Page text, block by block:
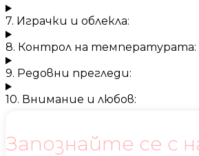
7. Играчки и облекла:
8. Контрол на температурата:
9. Редовни прегледи:
10. Внимание и любов:
Запознайте се с